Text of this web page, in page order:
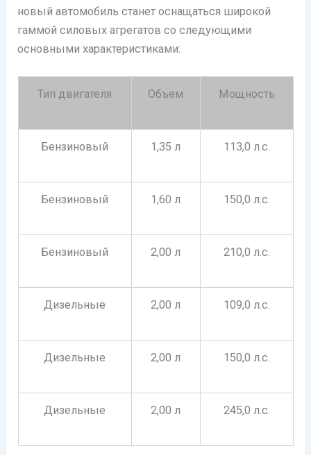
новый автомобиль станет оснащаться широкой
гаммой силовых агрегатов со следующими
основными характеристиками:
Тип двигателя Объем Мощность
Бензиновый 1,35 л 113,0 л.с.
Бензиновый 1,60 л 150,0 л.с.
Бензиновый 2,00 л 210,0 л.с.
Дизельные 2,00 л 109,0 л.с.
Дизельные 2,00 л 150,0 л.с.
Дизельные 2,00 л 245,0 л.с.